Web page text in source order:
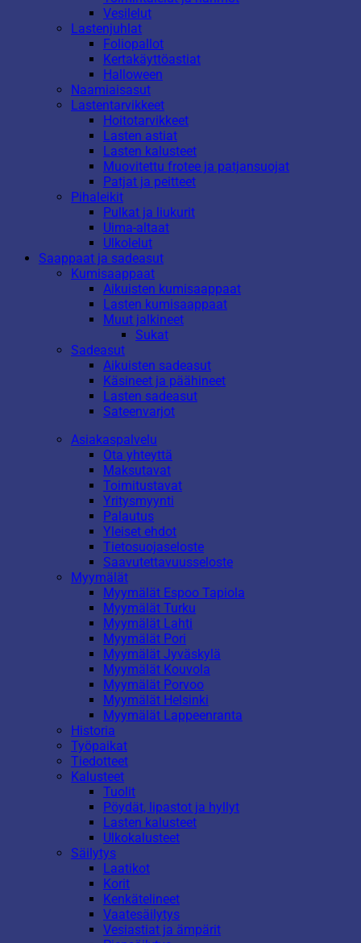
Vesilelut
Lastenjuhlat
Foliopallot
Kertakäyttöastiat
Halloween
Naamiaisasut
Lastentarvikkeet
Hoitotarvikkeet
Lasten astiat
Lasten kalusteet
Muovitettu frotee ja patjansuojat
Patjat ja peitteet
Pihaleikit
Pulkat ja liukurit
Uima-altaat
Ulkolelut
Saappaat ja sadeasut
Kumisaappaat
Aikuisten kumisaappaat
Lasten kumisaappaat
Muut jalkineet
Sukat
Sadeasut
Aikuisten sadeasut
Käsineet ja päähineet
Lasten sadeasut
Sateenvarjot
Asiakaspalvelu
Ota yhteyttä
Maksutavat
Toimitustavat
Yritysmyynti
Palautus
Yleiset ehdot
Tietosuojaseloste
Saavutettavuusseloste
Myymälät
Myymälät Espoo Tapiola
Myymälät Turku
Myymälät Lahti
Myymälät Pori
Myymälät Jyväskylä
Myymälät Kouvola
Myymälät Porvoo
Myymälät Helsinki
Myymälät Lappeenranta
Historia
Työpaikat
Tiedotteet
Kalusteet
Tuolit
Pöydät, lipastot ja hyllyt
Lasten kalusteet
Ulkokalusteet
Säilytys
Laatikot
Korit
Kenkätelineet
Vaatesäilytys
Vesiastiat ja ämpärit